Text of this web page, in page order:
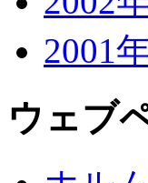
2001
ウェブ